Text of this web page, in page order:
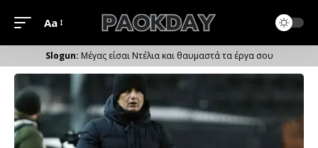
Μέγεθος
Γραμματοσειράς
Aa
Μέγας είσαι Ντέλια και θαυμαστά τα έργα σου